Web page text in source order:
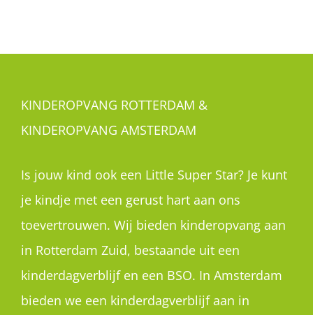
KINDEROPVANG ROTTERDAM &
KINDEROPVANG AMSTERDAM
Is jouw kind ook een Little Super Star? Je kunt
je kindje met een gerust hart aan ons
toevertrouwen. Wij bieden kinderopvang aan
in Rotterdam Zuid, bestaande uit een
kinderdagverblijf en een BSO. In Amsterdam
bieden we een kinderdagverblijf aan in